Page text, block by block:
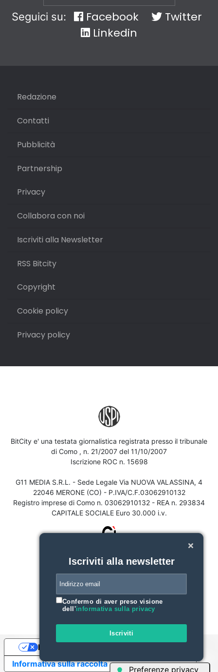
Seguici su: Facebook
Twitter
Linkedin
Redazione
Contatti
Pubblicità
Partnership
Privacy
Collabora con noi
Iscriviti alla Newsletter
RSS Bitcity
Copyright
Cookie policy
Privacy policy
BitCity e' una testata giornalistica registrata presso il tribunale
di Como , n. 21/2007 del 11/10/2007
Iscrizione ROC n. 15698
G11 MEDIA S.R.L. - Sede Legale Via NUOVA VALASSINA, 4
22046 MERONE (CO) - P.IVA/C.F.03062910132
Registro imprese di Como n. 03062910132 - REA n. 293834
CAPITALE SOCIALE Euro 30.000 i.v.
Iscriviti alla newsletter
Confermo di aver preso visione
dell'informativa sulla privacy
Iscriviti
Informativa sulla raccolta
Le tue preferenze relative alla privacy